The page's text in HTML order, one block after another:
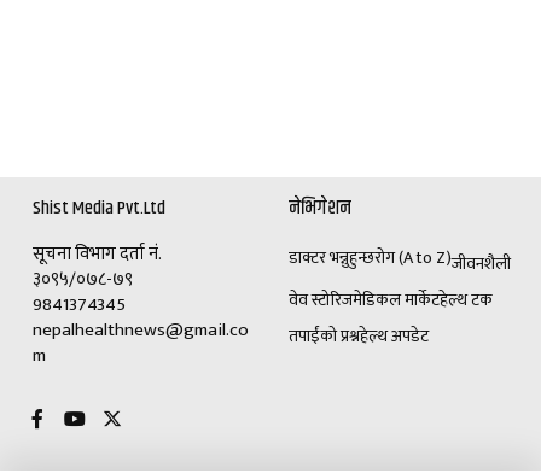
Shist Media Pvt.Ltd
सूचना विभाग दर्ता नं.
३०९५/०७८-७९
9841374345
nepalhealthnews@gmail.co
m
नेभिगेशन
डाक्टर भन्नुहुन्छरोग (A to Z)जीवनशैली
वेव स्टोरिजमेडिकल मार्केटहेल्थ टक
तपाईंको प्रश्नहेल्थ अपडेट